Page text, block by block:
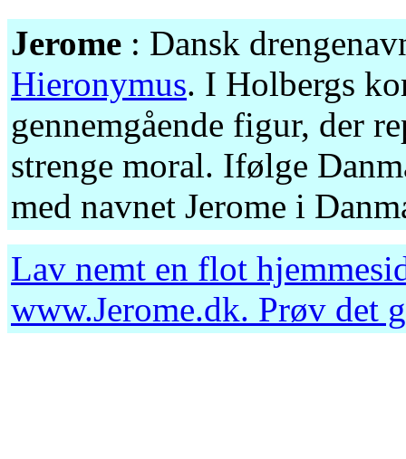
Jerome : Dansk
Hieronymus. I Holbergs
gennemgående figur, der
strenge moral. Ifølge
med navnet Jerome i
Lav nemt en flot
www.Jerome.dk. Prøv det